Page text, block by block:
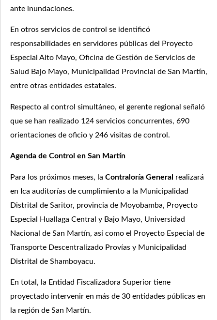
ante inundaciones.
En otros servicios de control se identificó
responsabilidades en servidores públicas del Proyecto
Especial Alto Mayo, Oficina de Gestión de Servicios de
Salud Bajo Mayo, Municipalidad Provincial de San Martín,
entre otras entidades estatales.
Respecto al control simultáneo, el gerente regional señaló
que se han realizado 124 servicios concurrentes, 690
orientaciones de oficio y 246 visitas de control.
Agenda de Control en San Martín
Para los próximos meses, la Contraloría General realizará
en Ica auditorías de cumplimiento a la Municipalidad
Distrital de Saritor, provincia de Moyobamba, Proyecto
Especial Huallaga Central y Bajo Mayo, Universidad
Nacional de San Martín, así como el Proyecto Especial de
Transporte Descentralizado Provías y Municipalidad
Distrital de Shamboyacu.
En total, la Entidad Fiscalizadora Superior tiene
proyectado intervenir en más de 30 entidades públicas en
la región de San Martín.